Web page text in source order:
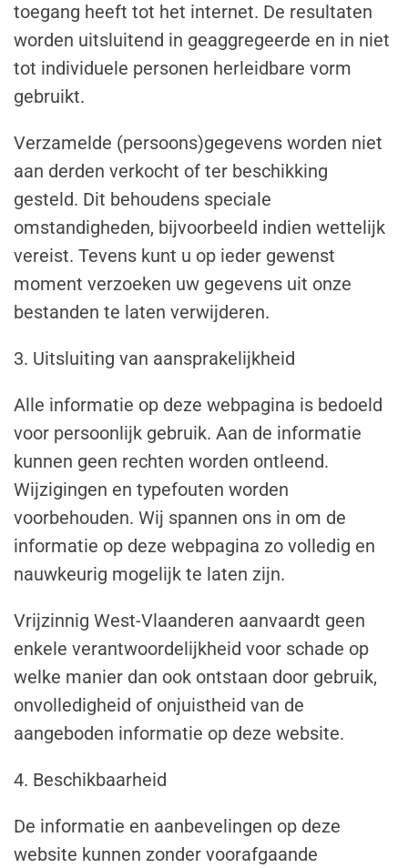
toegang heeft tot het internet. De resultaten
worden uitsluitend in geaggregeerde en in niet
tot individuele personen herleidbare vorm
gebruikt.
Verzamelde (persoons)gegevens worden niet
aan derden verkocht of ter beschikking
gesteld. Dit behoudens speciale
omstandigheden, bijvoorbeeld indien wettelijk
vereist. Tevens kunt u op ieder gewenst
moment verzoeken uw gegevens uit onze
bestanden te laten verwijderen.
3. Uitsluiting van aansprakelijkheid
Alle informatie op deze webpagina is bedoeld
voor persoonlijk gebruik. Aan de informatie
kunnen geen rechten worden ontleend.
Wijzigingen en typefouten worden
voorbehouden. Wij spannen ons in om de
informatie op deze webpagina zo volledig en
nauwkeurig mogelijk te laten zijn.
Vrijzinnig West-Vlaanderen aanvaardt geen
enkele verantwoordelijkheid voor schade op
welke manier dan ook ontstaan door gebruik,
onvolledigheid of onjuistheid van de
aangeboden informatie op deze website.
4. Beschikbaarheid
De informatie en aanbevelingen op deze
website kunnen zonder voorafgaande